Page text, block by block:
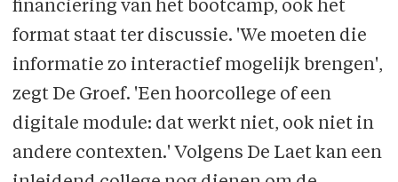
finan­ciering van het boot­camp, ook het
format staat ter discussie. 'We moeten die
informatie zo interactief moge­lijk brengen',
zegt De Groef. 'Een hoorcollege of een
digitale module: dat werkt niet, ook niet in
andere contexten.' Volgens De Laet kan een